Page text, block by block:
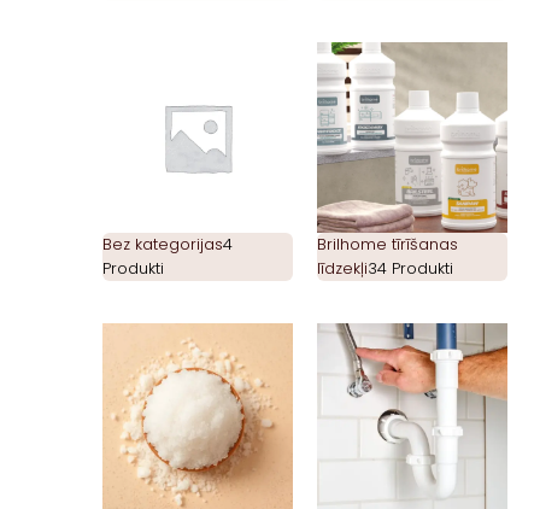
Bez kategorijas4
Produkti
Brilhome tīrīšanas
līdzekļi34 Produkti